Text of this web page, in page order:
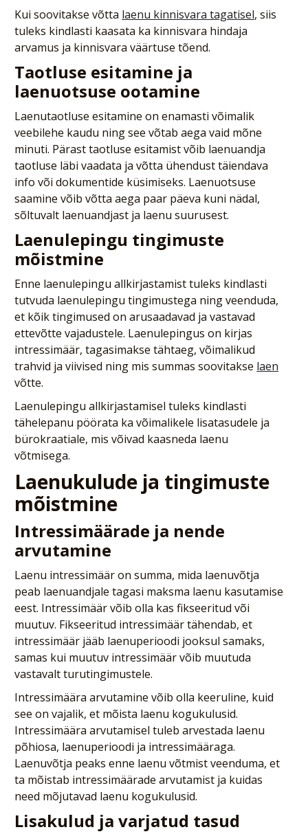
Kui soovitakse võtta laenu kinnisvara tagatisel, siis
tuleks kindlasti kaasata ka kinnisvara hindaja
arvamus ja kinnisvara väärtuse tõend.
Taotluse esitamine ja
laenuotsuse ootamine
Laenutaotluse esitamine on enamasti võimalik
veebilehe kaudu ning see võtab aega vaid mõne
minuti. Pärast taotluse esitamist võib laenuandja
taotluse läbi vaadata ja võtta ühendust täiendava
info või dokumentide küsimiseks. Laenuotsuse
saamine võib võtta aega paar päeva kuni nädal,
sõltuvalt laenuandjast ja laenu suurusest.
Laenulepingu tingimuste
mõistmine
Enne laenulepingu allkirjastamist tuleks kindlasti
tutvuda laenulepingu tingimustega ning veenduda,
et kõik tingimused on arusaadavad ja vastavad
ettevõtte vajadustele. Laenulepingus on kirjas
intressimäär, tagasimakse tähtaeg, võimalikud
trahvid ja viivised ning mis summas soovitakse laen
võtte.
Laenulepingu allkirjastamisel tuleks kindlasti
tähelepanu pöörata ka võimalikele lisatasudele ja
bürokraatiale, mis võivad kaasneda laenu
võtmisega.
Laenukulude ja tingimuste
mõistmine
Intressimäärade ja nende
arvutamine
Laenu intressimäär on summa, mida laenuvõtja
peab laenuandjale tagasi maksma laenu kasutamise
eest. Intressimäär võib olla kas fikseeritud või
muutuv. Fikseeritud intressimäär tähendab, et
intressimäär jääb laenuperioodi jooksul samaks,
samas kui muutuv intressimäär võib muutuda
vastavalt turutingimustele.
Intressimäära arvutamine võib olla keeruline, kuid
see on vajalik, et mõista laenu kogukulusid.
Intressimäära arvutamisel tuleb arvestada laenu
põhiosa, laenuperioodi ja intressimääraga.
Laenuvõtja peaks enne laenu võtmist veenduma, et
ta mõistab intressimäärade arvutamist ja kuidas
need mõjutavad laenu kogukulusid.
Lisakulud ja varjatud tasud